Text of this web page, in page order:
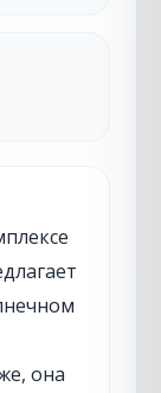
она